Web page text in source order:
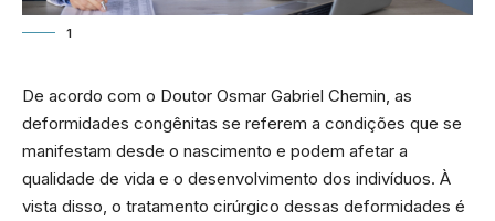
1
De acordo com o Doutor Osmar Gabriel Chemin, as
deformidades congênitas se referem a condições que se
manifestam desde o nascimento e podem afetar a
qualidade de vida e o desenvolvimento dos indivíduos. À
vista disso, o tratamento cirúrgico dessas deformidades é